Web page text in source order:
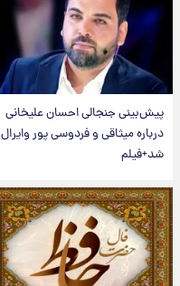
پیش‌بینی جنجالی احسان علیخانی
درباره میثاقی و فردوسی پور وایرال
شد+فیلم